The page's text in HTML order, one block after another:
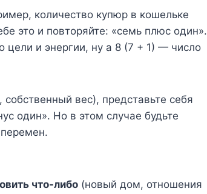
количество купюр в кошельке
это и повторяйте: «семь плюс один».
цели и энергии, ну а 8 (7 + 1) — число
собственный вес), представьте себя
один». Но в этом случае будьте
что-либо (новый дом, отношения